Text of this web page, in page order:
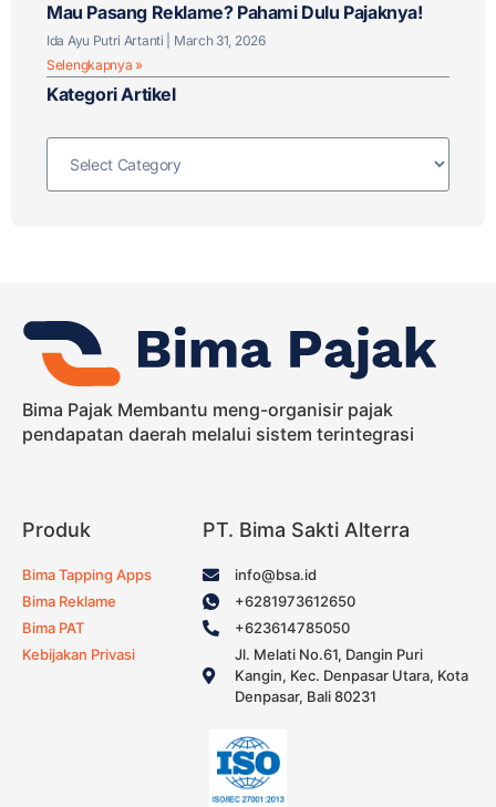
Mau Pasang Reklame? Pahami Dulu Pajaknya!
Ida Ayu Putri Artanti
March 31, 2026
Selengkapnya »
Kategori Artikel
Bima Pajak Membantu meng-organisir pajak
pendapatan daerah melalui sistem terintegrasi
Produk
Bima Tapping Apps
Bima Reklame
Bima PAT
Kebijakan Privasi
PT. Bima Sakti Alterra
info@bsa.id
+6281973612650
+623614785050
Jl. Melati No.61, Dangin Puri
Kangin, Kec. Denpasar Utara, Kota
Denpasar, Bali 80231